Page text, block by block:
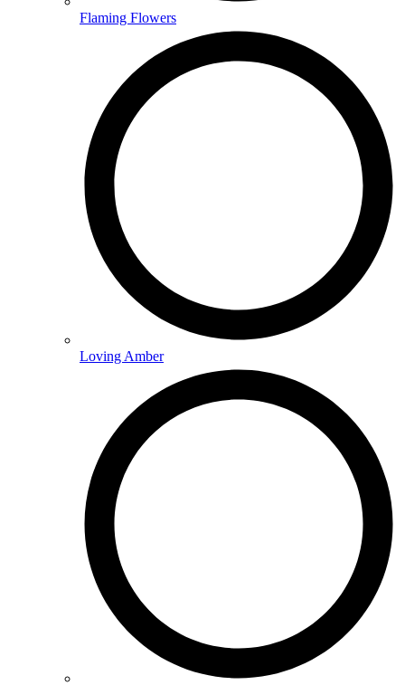
Flaming Flowers
Loving Amber